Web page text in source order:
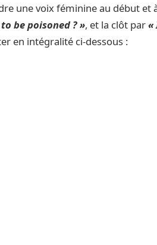
une voix féminine au début et
be poisoned ? », et la clôt par«
en intégralité ci-dessous :